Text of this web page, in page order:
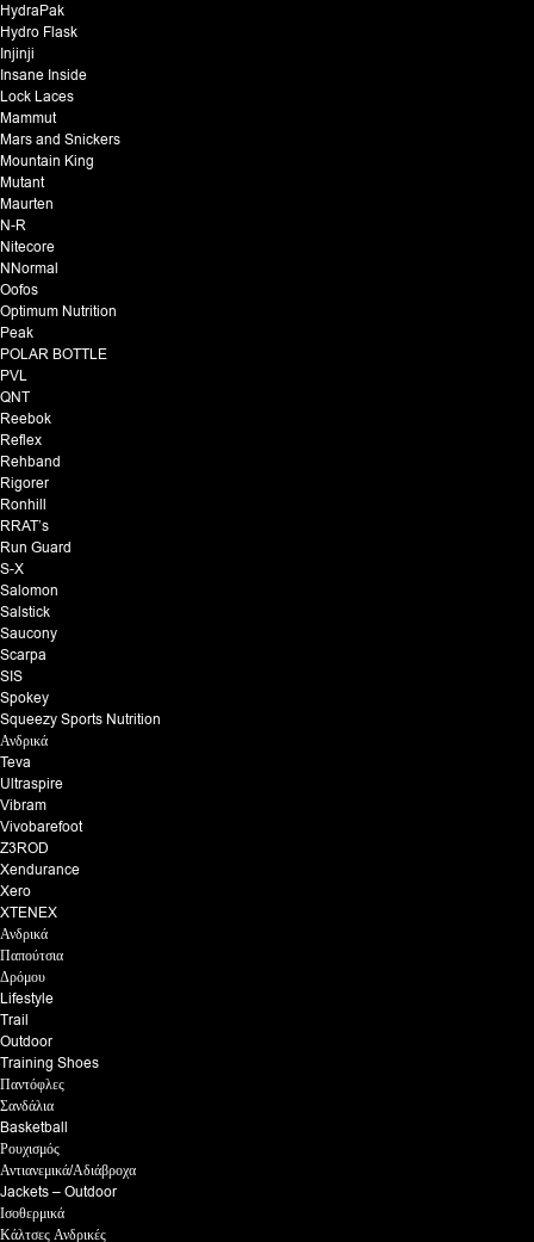
HydraPak
Hydro Flask
Injinji
Insane Inside
Lock Laces
Mammut
Mars and Snickers
Mountain King
Mutant
Maurten
N-R
Nitecore
NNormal
Oofos
Optimum Nutrition
Peak
POLAR BOTTLE
PVL
QNT
Reebok
Reflex
Rehband
Rigorer
Ronhill
RRAT’s
Run Guard
S-X
Salomon
Salstick
Saucony
Scarpa
SIS
Spokey
Squeezy Sports Nutrition
Ανδρικά
Teva
Ultraspire
Vibram
Vivobarefoot
Z3ROD
Xendurance
Xero
XTENEX
Ανδρικά
Παπούτσια
Δρόμου
Lifestyle
Trail
Outdoor
Training Shoes
Παντόφλες
Σανδάλια
Basketball
Ρουχισμός
Αντιανεμικά/Αδιάβροχα
Jackets – Outdoor
Ισοθερμικά
Κάλτσες Ανδρικές